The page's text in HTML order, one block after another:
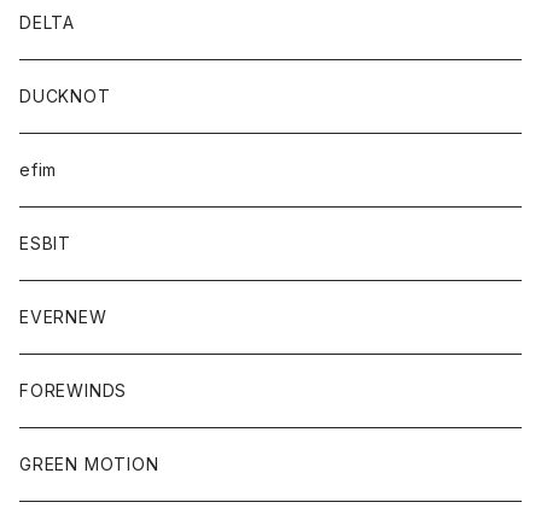
DELTA
DUCKNOT
efim
ESBIT
EVERNEW
FOREWINDS
GREEN MOTION